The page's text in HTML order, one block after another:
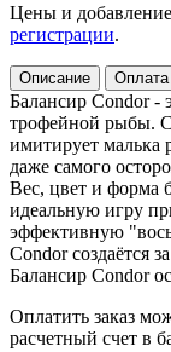
Цены и
регистрации.
Описание Оплата
Балансир Condor -
трофейной рыбы.
имитирует малька
даже самого
Вес, цвет и форма
идеальную игру
эффективную
Condor создаётся
Балансир Condor
Оплатить заказ
расчетный счет в